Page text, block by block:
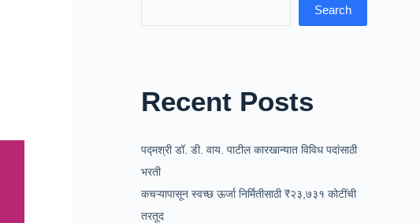
Search
Recent Posts
पद्मश्री डॉ. डी. वाय. पाटील कारखान्यात विविध पदांसाठी
भरती
कचऱ्यापासून स्वच्छ ऊर्जा निर्मितीसाठी ₹२३,७३१ कोटींची
तरतूद